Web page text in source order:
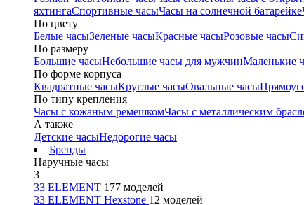
яхтингаСпортивные часыЧасы на солнечной батарейке
По цвету
Белые часыЗеленые часыКрасные часыРозовые часы
По размеру
Большие часыНебольшие часы для мужчинМаленькие
По форме корпуса
Квадратные часыКруглые часыОвальные часы
По типу крепления
Часы с кожаным ремешкомЧасы с металлическим
А также
Детские часыНедорогие часы
Бренды
Наручные часы
3
33 ELEMENT 177 моделей
33 ELEMENT Hexstone 12 моделей